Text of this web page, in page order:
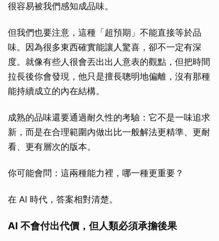
很容易被我們感知成品味。
但我們也要注意，這種「超預期」不能直接等於品
味。因為很多東西確實能讓人驚喜，卻不一定有深
度。就像有些人很會丟出出人意表的觀點，但把時間
拉長後你會發現，他只是擅長聰明地偏離，沒有那種
能持續成立的內在結構。
成熟的品味還要通過耐久性的考驗：它不是一味追求
新，而是在合理範圍內做出比一般解法更精準、更耐
看、更有層次的版本。
你可能會問：這兩種能力裡，哪一種更重要？
在 AI 時代，答案相對清楚。
AI 不會付出代價，但人類必須承擔後果